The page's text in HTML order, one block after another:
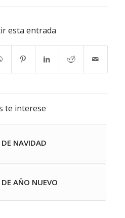
esta entrada
te interese
NAVIDAD
AÑO NUEVO